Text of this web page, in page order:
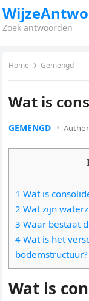
Zoek antwoorden
Home Gemengd
Wat is
GEMENGD Author
1 Wat is
2 Wat zijn
3 Waar bestaat
4 Wat is het
bodemstructuur?
Wat is